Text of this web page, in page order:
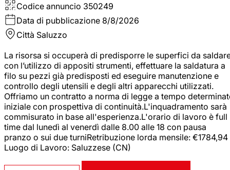
Codice annuncio 350249
Data di pubblicazione 8/8/2026
Città Saluzzo
La risorsa si occuperà di predisporre le superfici da
con l’utilizzo di appositi strumenti, effettuare la saldatura a
filo su pezzi già predisposti ed eseguire manutenzione e
controllo degli utensili e degli altri apparecchi utilizzati.
Offriamo un contratto a norma di legge a tempo
iniziale con prospettiva di continuità.L'inquadramento sarà
commisurato in base all'esperienza.L'orario di lavoro è full
time dal lunedì al venerdì dalle 8.00 alle 18 con pausa
pranzo o sui due turniRetribuzione lorda mensile: €1784,94
Luogo di Lavoro: Saluzzese (CN)